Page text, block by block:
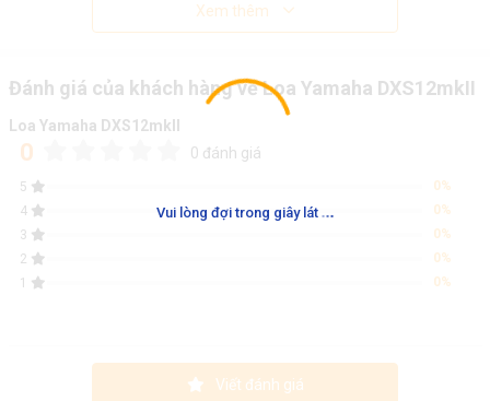
Vui lòng đợi trong giây lát ...
Xem thêm
Đánh giá của khách hàng về Loa Yamaha DXS12mkII
Loa Yamaha DXS12mkII
0 0 đánh giá
5
0%
4
0%
3
0%
2
0%
1
0%
Viết đánh giá